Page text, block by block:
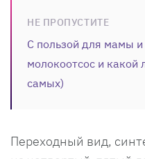
НЕ ПРОПУСТИТЕ
С пользой для мамы
молокоотсос и какой
самых)
Переходный вид,